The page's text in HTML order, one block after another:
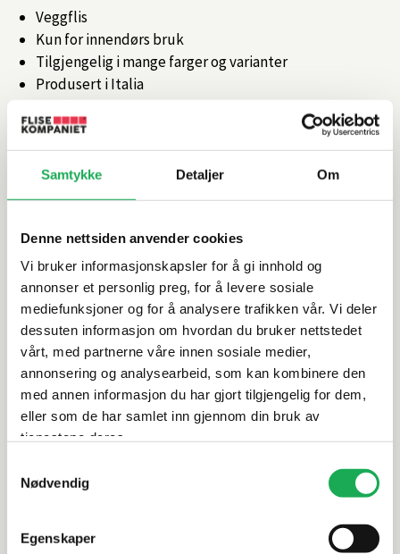
Samtykke Detaljer Om
Denne nettsiden anvender cookies
Vi bruker informasjonskapsler for å gi innhold og
annonser et personlig preg, for å levere sosiale
mediefunksjoner og for å analysere trafikken vår. Vi deler
dessuten informasjon om hvordan du bruker nettstedet
vårt, med partnerne våre innen sosiale medier,
annonsering og analysearbeid, som kan kombinere den
med annen informasjon du har gjort tilgjengelig for dem,
eller som de har samlet inn gjennom din bruk av
tjenestene deres.
Nødvendig
Egenskaper
Veggflis
Kun for innendørs bruk
Tilgjengelig i mange farger og varianter
Produsert i Italia
Artikkelnr.101359090
Produktinformasjon
Spesifikasjoner
Rengjøring og vedlikehold
Leveringsinformasjon
Dokumentasjon
Alternative produkter